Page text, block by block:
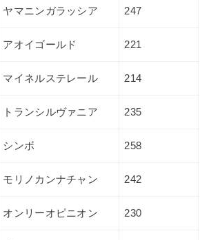
ヤマニンガラッシア 247
アオイゴールド 221
マイネルステレール 214
トランシルヴァニア 235
シンボ 258
モリノカンナチャン 242
オンリーオピニオン 230